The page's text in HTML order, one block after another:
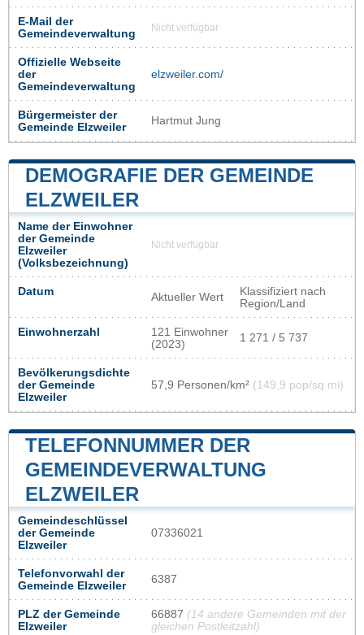
E-Mail der
Gemeindeverwaltung
Nicht verfügbar
Offizielle Webseite
der
Gemeindeverwaltung
elzweiler.com/
Bürgermeister der
Gemeinde Elzweiler
Hartmut Jung
DEMOGRAFIE DER GEMEINDE
ELZWEILER
Name der Einwohner
der Gemeinde
Elzweiler
(Volksbezeichnung)
Nicht verfügbar
Datum Aktueller Wert
Klassifiziert nach
Region/Land
Einwohnerzahl
121 Einwohner
(2023)
1 271 / 5 737
Bevölkerungsdichte
der Gemeinde
Elzweiler
57,9 Personen/km² (149,9 pop/sq mi)
TELEFONNUMMER DER
GEMEINDEVERWALTUNG
ELZWEILER
Gemeindeschlüssel
der Gemeinde
Elzweiler
07336021
Telefonvorwahl der
Gemeinde Elzweiler
6387
PLZ der Gemeinde
Elzweiler
66887 (14 andere Gemeinden mit der
gleichen Postleitzahl)